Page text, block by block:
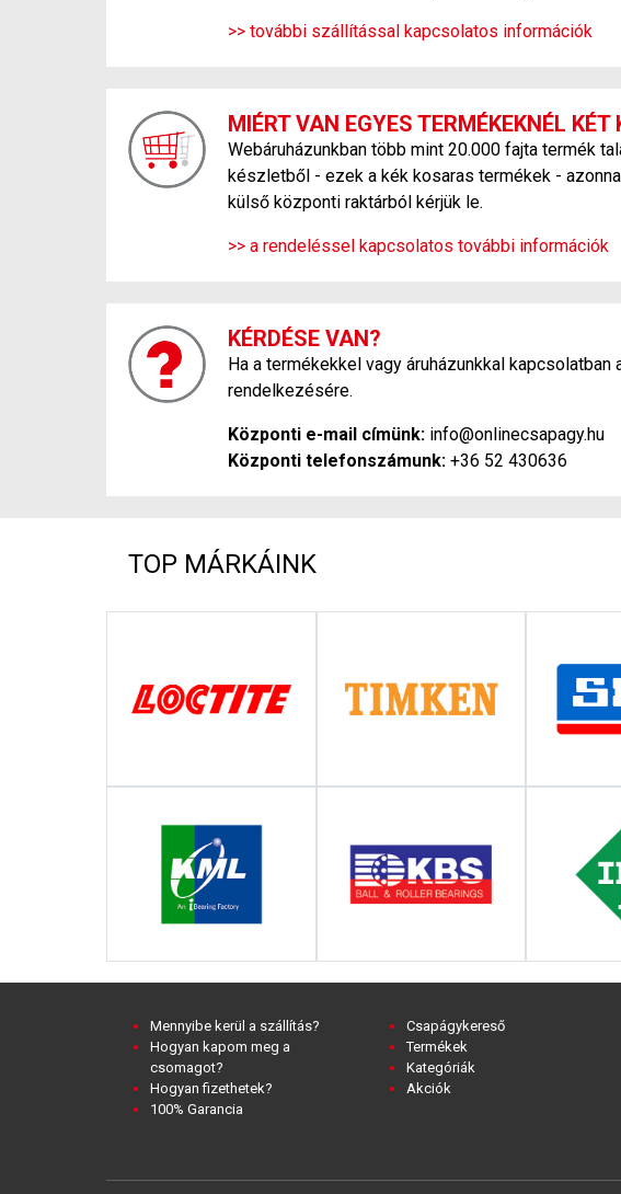
>> további szállítással kapcsolatos információk
MIÉRT VAN EGYES TERMÉKEKNÉL KÉT
Webáruházunkban több mint 20.000 fajta termék
készletből - ezek a kék kosaras termékek -
külső központi raktárból kérjük le.
>> a rendeléssel kapcsolatos további információk
KÉRDÉSE VAN?
Ha a termékekkel vagy áruházunkkal
rendelkezésére.
Központi e-mail címünk: info@onlinecsapagy.hu
Központi telefonszámunk: +36 52 430636
TOP MÁRKÁINK
Mennyibe kerül a szállítás?
Hogyan kapom meg a
csomagot?
Hogyan fizethetek?
100% Garancia
Csapágykereső
Termékek
Kategóriák
Akciók